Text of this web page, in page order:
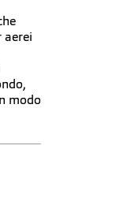
aerei
modo